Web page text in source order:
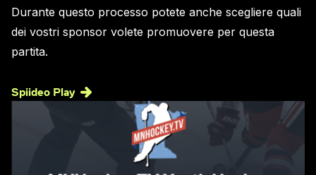
Durante questo processo potete anche scegliere quali
dei vostri sponsor volete promuovere per questa
partita.
Spiideo Play